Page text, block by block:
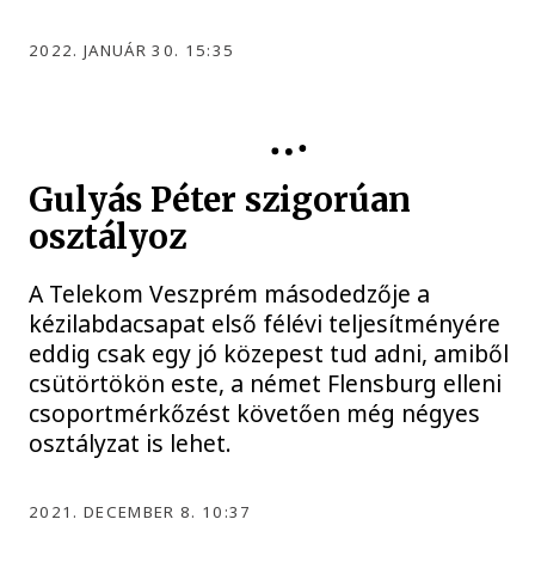
2022. JANUÁR 30. 15:35
Gulyás Péter szigorúan
osztályoz
A Telekom Veszprém másodedzője a
kézilabdacsapat első félévi teljesítményére
eddig csak egy jó közepest tud adni, amiből
csütörtökön este, a német Flensburg elleni
csoportmérkőzést követően még négyes
osztályzat is lehet.
2021. DECEMBER 8. 10:37